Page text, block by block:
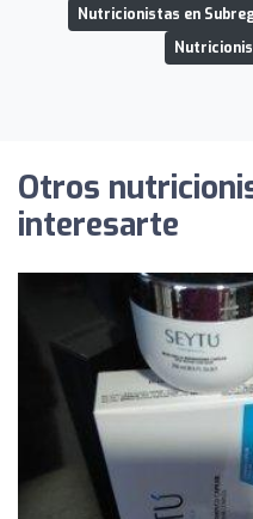
Nutricionistas en
Otros
interesarte